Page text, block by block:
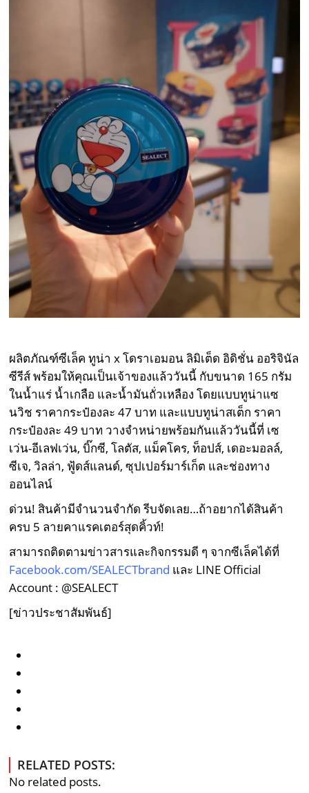
ผลิตภัณฑ์ซีเล็ค ทูน่า x โดราเอมอน ลิมิเต็ด อิดิชั่น ออริจินัล
ซีรีส์ พร้อมให้คุณเป็นเจ้าของแล้ววันนี้ กับขนาด 165 กรัม
ในน้ำแร่ น้ำเกลือ และน้ำมันถั่วเหลือง โดยแบบทูน่าแซ
นวิช ราคากระป๋องละ 47 บาท และแบบทูน่าสเต็ก ราคา
กระป๋องละ 49 บาท วางจำหน่ายพร้อมกันแล้ววันนี้ที่ เซ
เว่น-อีเลฟเว่น, บิ๊กซี, โลตัส, แม็คโคร, ท็อปส์, เดอะมอลล์,
ซีเจ, วิลล่า, ฟู้ดส์แลนด์, ซุปเปอร์มาร์เก็ต และช่องทาง
ออนไลน์
ด่วน! สินค้ามีจำนวนจำกัด รีบจัดเลย…ถ้าอยากได้สินค้า
ครบ 5 ลายคาแรคเตอร์สุดคิ้วท์!
สามารถติดตามข่าวสารและกิจกรรมดี ๆ จากซีเล็คได้ที่
Facebook.com/SEALECTbrand และ LINE Official
Account : @SEALECT
[ข่าวประชาสัมพันธ์]
RELATED POSTS:
No related posts.